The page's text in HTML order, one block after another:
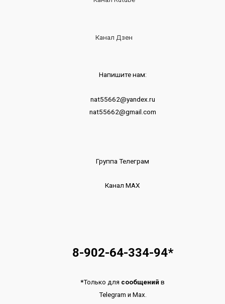
Канал Дзен
Напишите нам:
nat55662@yandex.ru
nat55662@gmail.com
Группа Телеграм
Канал МАХ
8-902-64-334-94*
*Только для сообщений в
Telegram и Max.